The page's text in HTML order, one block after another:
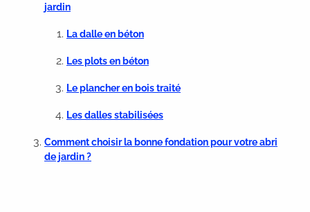
jardin
La dalle en béton
Les plots en béton
Le plancher en bois traité
Les dalles stabilisées
Comment choisir la bonne fondation pour votre abri
de jardin ?